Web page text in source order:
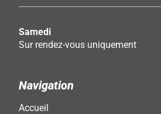
Samedi
Sur rendez-vous uniquement
Navigation
Accueil